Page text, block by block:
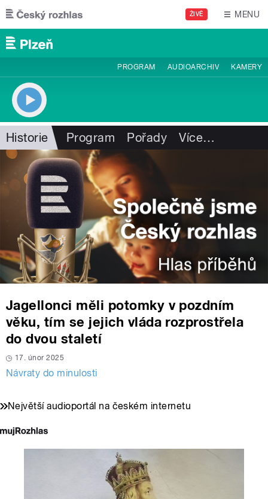
Přejít k hlavnímu obsahu
ŽIVĚ MENU
PROGRAM AUDIOARCHIV KAMERY
Historie Program Pořady Více…
Jagellonci měli potomky v pozdním
věku, tím se jejich vláda rozprostřela
do dvou staletí
17. únor 2025
Návraty do minulosti
Největší audioportál na českém internetu